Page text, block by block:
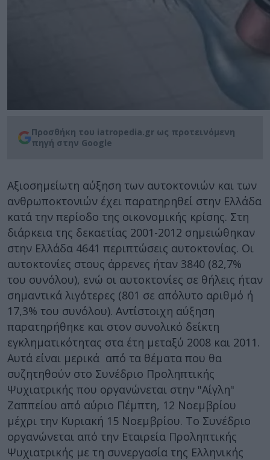
Προσθήκη του iatropedia.gr ως προτεινόμενη
πηγή στην Google
Αξιοσημείωτη αύξηση των αυτοκτονιών και των
ανθρωποκτονιών έχει παρατηρηθεί στην Ελλάδα
κατά την περίοδο της οικονομικής κρίσης. Στη
διάρκεια της δεκαετίας 2001-2012 σημειώθηκαν
στην Ελλάδα 4641 περιπτώσεις αυτοκτονίας. Οι
αυτοκτονίες στους άρρενες ήταν 3840 (82,7%
του συνόλου), ενώ οι αυτοκτονίες σε θήλεις ήταν
σημαντικά λιγότερες (801 σε απόλυτο αριθμό ή
17,3% του συνόλου). Αντίστοιχη αύξηση
παρατηρήθηκε και στον συνολικό δείκτη
εγκληματικότητας στα έτη μεταξύ 2008 και 2011.
Αυτά είναι μερικά από τα θέματα που θα
συζητηθούν στο Συνέδριο Προληπτικής
Ψυχιατρικής που οργανώνεται στην "Αίγλη"
Ζαππείου από αύριο Πέμπτη, 12 Νοεμβρίου
μέχρι την Κυριακή 15 Νοεμβρίου. Το Συνέδριο
οργανώνεται από την Εταιρεία Προληπτικής
Ψυχιατρικής με τη συνεργασία της Ελληνικής